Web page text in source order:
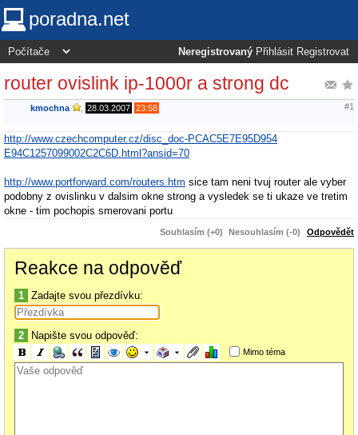
poradna.net
Neregistrovaný Přihlásit Registrovat
router ovislink ip-1000r a strong dc
kmochna 28.03.2007 23:58 #1
http://www.czechcomputer.cz/disc_doc-PCAC5E7E95D954
E94C1257099002C2C6D.html?ansid=70
http://www.portforward.com/routers.htm sice tam neni tvuj router ale vyber
podobny z ovislinku v dalsim okne strong a vysledek se ti ukaze ve tretim
okne - tim pochopis smerovani portu
Souhlasím (+0) Nesouhlasím (-0) Odpovědět
Reakce na odpověď
1 Zadajte svou přezdívku:
2 Napište svou odpověď:
Mimo téma